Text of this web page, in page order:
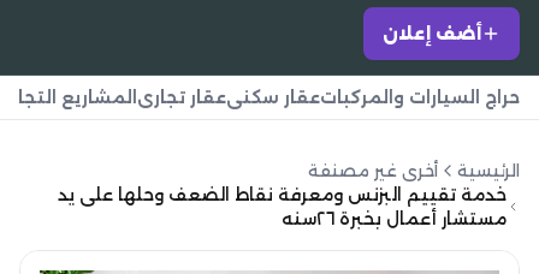
أضف إعلان
حراج السيارات والمركباتعقار سكنيعقار تجاري المشاريع
الرئيسية
أخرى غير مصنفة
خدمة تقييم البزنس ومعرفة نقاط الضعف وحلها على يد
مستشار أعمال بخبرة ٢٦سنه